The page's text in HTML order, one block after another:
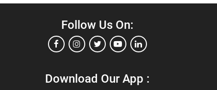
Follow Us On:
Download Our App :